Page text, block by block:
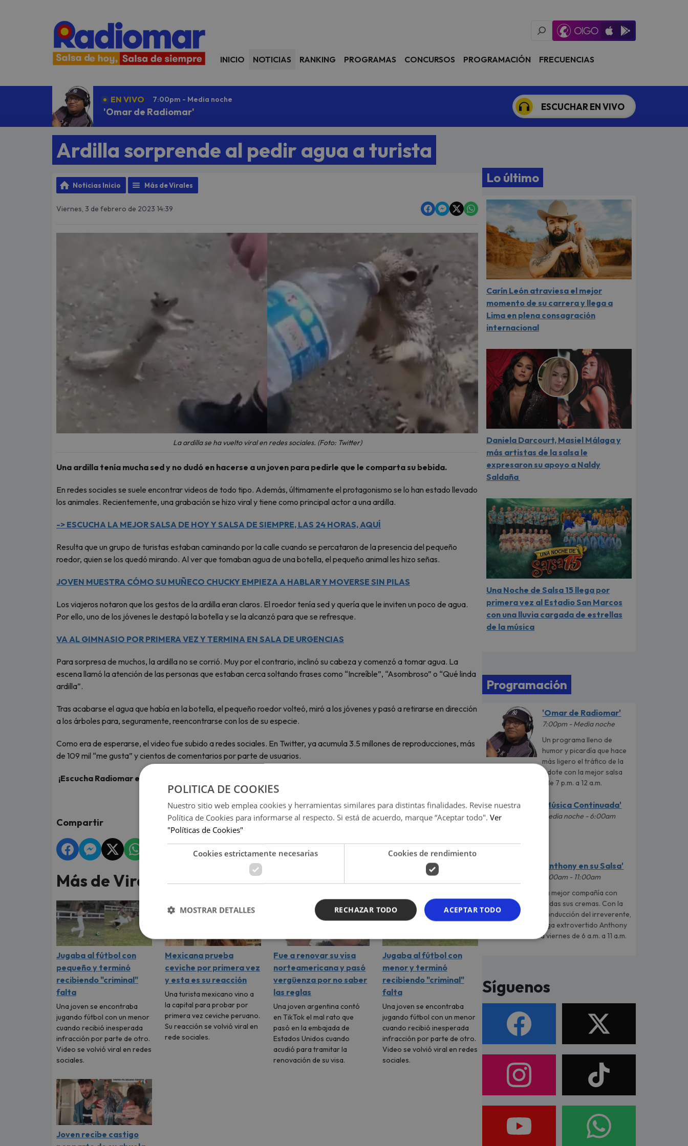
Oigo Radio App
Available on iOS
Available on
INICIO NOTICIAS RANKING PROGRAMAS CONCURSOS PROGRAMACIÓN FRECUENCIAS
EN VIVO 7:00pm - Media noche
'Omar de Radiomar' ESCUCHAR EN VIVO
Ardilla sorprende al pedir agua a turista
Noticias Inicio Más de Virales
Viernes, 3 de febrero de 2023 14:39
La ardilla se ha vuelto viral en redes sociales. (Foto: Twitter)
Una ardilla tenía mucha sed y no dudó en hacerse a un joven para pedirle que le comparta su bebida.
En redes sociales se suele encontrar videos de todo tipo. Además, últimamente el protagonismo se lo han estado llevado
los animales. Recientemente, una grabación se hizo viral y tiene como principal actor a una ardilla.
-> ESCUCHA LA MEJOR SALSA DE HOY Y SALSA DE SIEMPRE, LAS 24 HORAS, AQUÍ
Resulta que un grupo de turistas estaban caminando por la calle cuando se percataron de la presencia del pequeño
roedor, quien se los quedó mirando. Al ver que tomaban agua de una botella, el pequeño animal les hizo señas.
JOVEN MUESTRA CÓMO SU MUÑECO CHUCKY EMPIEZA A HABLAR Y MOVERSE SIN PILAS
Los viajeros notaron que los gestos de la ardilla eran claros. El roedor tenía sed y quería que le inviten un poco de agua.
Por ello, uno de los jóvenes le destapó la botella y se la alcanzó para que se refresque.
VA AL GIMNASIO POR PRIMERA VEZ Y TERMINA EN SALA DE URGENCIAS
Para sorpresa de muchos, la ardilla no se corrió. Muy por el contrario, inclinó su cabeza y comenzó a tomar agua. La
escena llamó la atención de las personas que estaban cerca soltando frases como “Increíble”, “Asombroso” o “Qué linda
ardilla”.
Tras acabarse el agua que había en la botella, el pequeño roedor volteó, miró a los jóvenes y pasó a retirarse en dirección
a los árboles para, seguramente, reencontrarse con los de su especie.
Como era de esperarse, el video fue subido a redes sociales. En Twitter, ya acumula 3.5 millones de reproducciones, más
de 109 mil “me gusta” y cientos de comentarios por parte de usuarios.
¡Escucha Radiomar en vivo, salsa de hoy, salsa de siempre y entérate de las últimas noticias de tus artistas
favoritos!
Compartir
Más de Virales
Jugaba al fútbol con
pequeño y terminó
recibiendo "criminal"
falta
Una joven se encontraba
jugando fútbol con un menor
cuando recibió inesperada
infracción por parte de otro.
Video se volvió viral en redes
sociales.
Mexicana prueba
ceviche por primera vez
y esta es su reacción
Una turista mexicano vino a
la capital para probar por
primera vez ceviche peruano.
Su reacción se volvió viral en
rede sociales.
Fue a renovar su visa
norteamericana y pasó
vergüenza por no saber
las reglas
Una joven argentina contó
en TikTok el mal rato que
pasó en la embajada de
Estados Unidos cuando
acudió para tramitar la
renovación de su visa.
Jugaba al fútbol con
menor y terminó
recibiendo "criminal"
falta
Una joven se encontraba
jugando fútbol con un menor
cuando recibió inesperada
infracción por parte de otro.
Video se volvió viral en redes
sociales.
Joven recibe castigo
Lo último
Carín León atraviesa el mejor
momento de su carrera y llega a
Lima en plena consagración
internacional
Daniela Darcourt, Masiel Málaga y
más artistas de la salsa le
expresaron su apoyo a Naldy
Saldaña
Una Noche de Salsa 15 llega por
primera vez al Estadio San Marcos
con una lluvia cargada de estrellas
de la música
Programación
'Omar de Radiomar'
7:00pm - Media noche
Un programa lleno de
humor y picardía que hace
más ligero el tráfico de la
ciudad acompañándote con la mejor salsa
de lunes a viernes de 7 p.m. a 12 a.m.
'Música Continuada'
Media noche - 6:00am
'Anthony en su Salsa'
6:00am - 11:00am
La mejor compañía con
todas sus cremas. Con la
conducción del irreverente,
desenfadado y mega extrovertido Anthony
Chávez de lunes a viernes de 6 a.m. a 11 a.m.
Síguenos
POLITICA DE COOKIES
Nuestro sitio web emplea cookies y herramientas similares para distintas finalidades. Revise nuestra
Política de Cookies para informarse al respecto. Si está de acuerdo, marque “Aceptar todo". Ver
"Políticas de Cookies"
Cookies estrictamente necesarias Cookies de rendimiento
ACEPTAR TODO
RECHAZAR TODO
MOSTRAR DETALLES